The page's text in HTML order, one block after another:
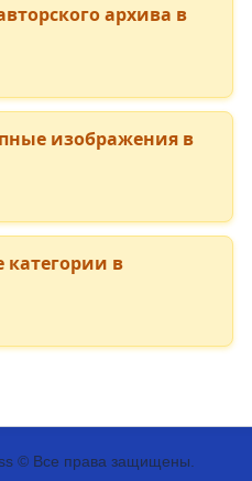
архива в
изображения в
категории в
© Все права защищены.